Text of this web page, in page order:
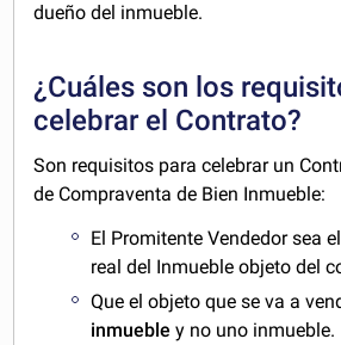
dueño del inmueble.
¿Cuáles son los
celebrar el Contrato?
Son requisitos para celebrar un
de Compraventa de Bien Inmueble:
El Promitente Vendedor sea
real del Inmueble objeto del
Que el objeto que se va a
inmueble y no uno inmueble.